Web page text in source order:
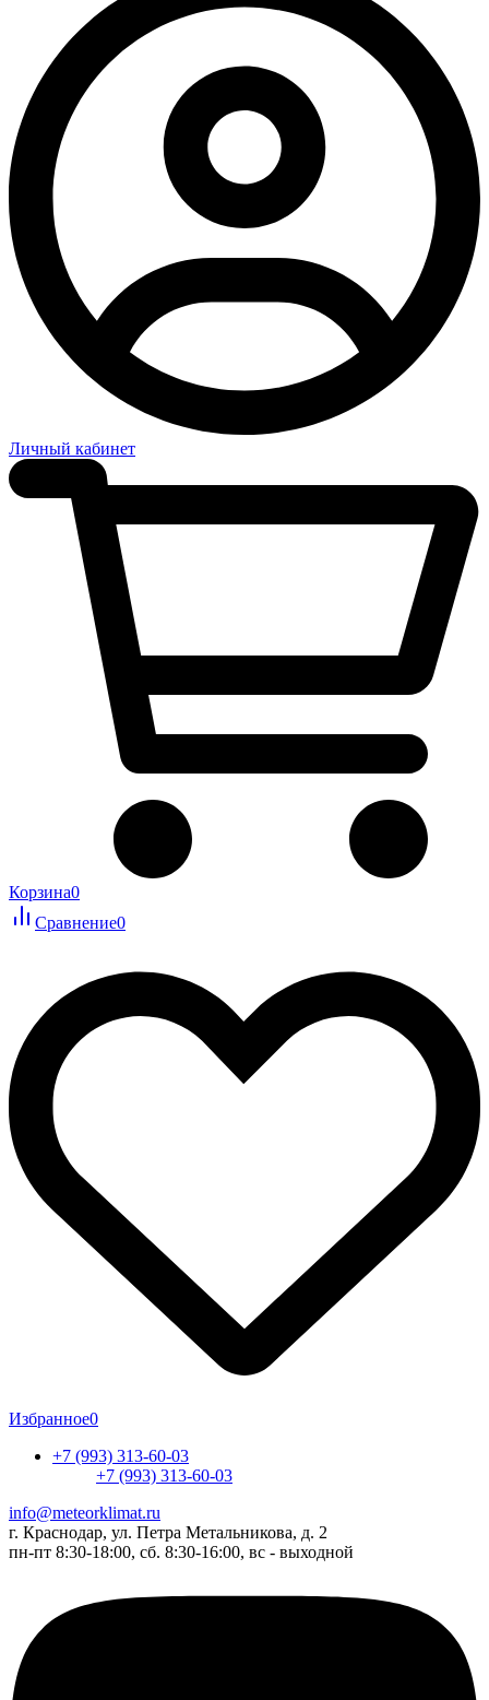
Личный кабинет
Корзина0
Сравнение0
Избранное0
+7 (993) 313-60-03
+7 (993) 313-60-03
info@meteorklimat.ru
г. Краснодар, ул. Петра Метальникова, д. 2
пн-пт 8:30-18:00, сб. 8:30-16:00, вс - выходной